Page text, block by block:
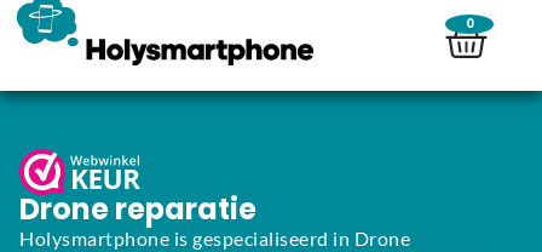
0
Drone reparatie
Holysmartphone is gespecialiseerd in Drone